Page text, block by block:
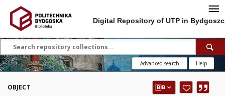
Digital Repository of UTP in
Advanced search Help
OBJECT